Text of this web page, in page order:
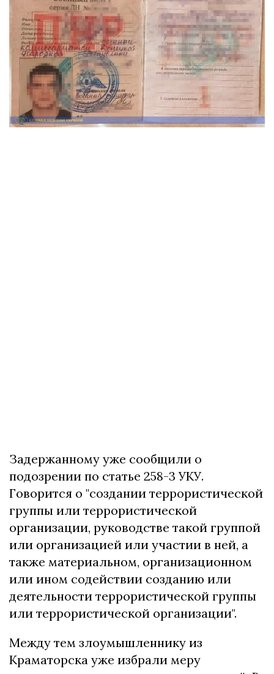
Задержанному уже сообщили о
подозрении по статье 258-3 УКУ.
Говорится о "создании террористической
группы или террористической
организации, руководстве такой группой
или организацией или участии в ней, а
также материальном, организационном
или ином содействии созданию или
деятельности террористической группы
или террористической организации".
Между тем злоумышленнику из
Краматорска уже избрали меру